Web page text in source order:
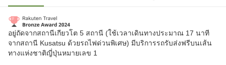
อยู่ถัดจากสถานีเกียวโต 5 สถานี (ใช้เวลาเดินทางประมาณ 17 นาที
จากสถานี Kusatsu ด้วยรถไฟด่วนพิเศษ) มีบริการรถรับส่งฟรีบนเส้น
ทางแห่งชาติญี่ปุ่นหมายเลข 1